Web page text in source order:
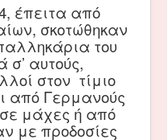
έπειτα από
σκοτώθηκαν
του
σ’ αυτούς,
στον τίμιο
από Γερμανούς
μάχες ή από
με προδοσίες